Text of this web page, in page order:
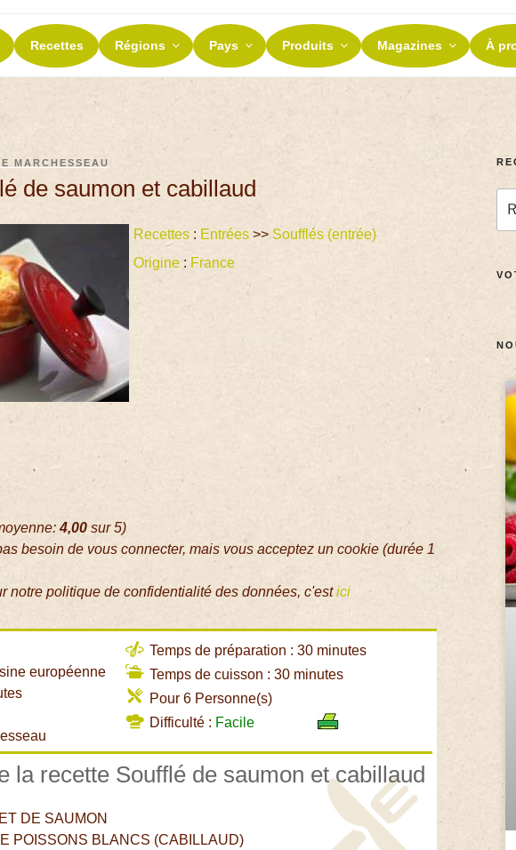
RECETTES ET TERROIRS
La richesse de nos terroirs
Recettes Régions Pays Produits Magazines À
MARCHESSEAU
de saumon et cabillaud
Recettes : Entrées >> Soufflés (entrée)
Origine : France
4,00 sur 5)
besoin de vous connecter, mais vous acceptez un cookie (durée 1
notre politique de confidentialité des données, c'estici
européenne
Temps de préparation : 30 minutes
Temps de cuisson : 30 minutes
Pour 6 Personne(s)
Difficulté : Facile
la recette Soufflé de saumon et cabillaud
DE SAUMON
POISSONS BLANCS (CABILLAUD)